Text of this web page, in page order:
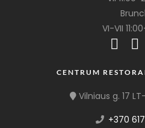
VI-VII
CENTRUM
Vilniaus g. 17
+370